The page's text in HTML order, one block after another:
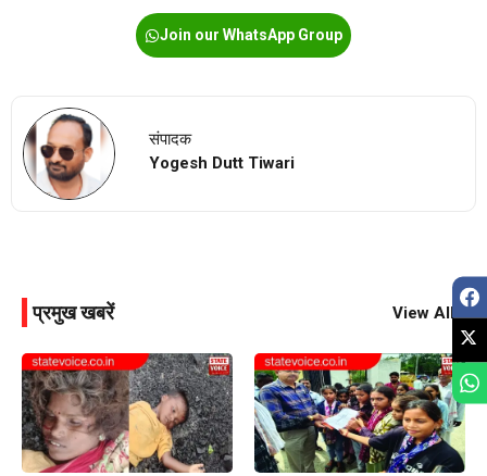
Join our WhatsApp Group
संपादक
Yogesh Dutt Tiwari
प्रमुख खबरें View All